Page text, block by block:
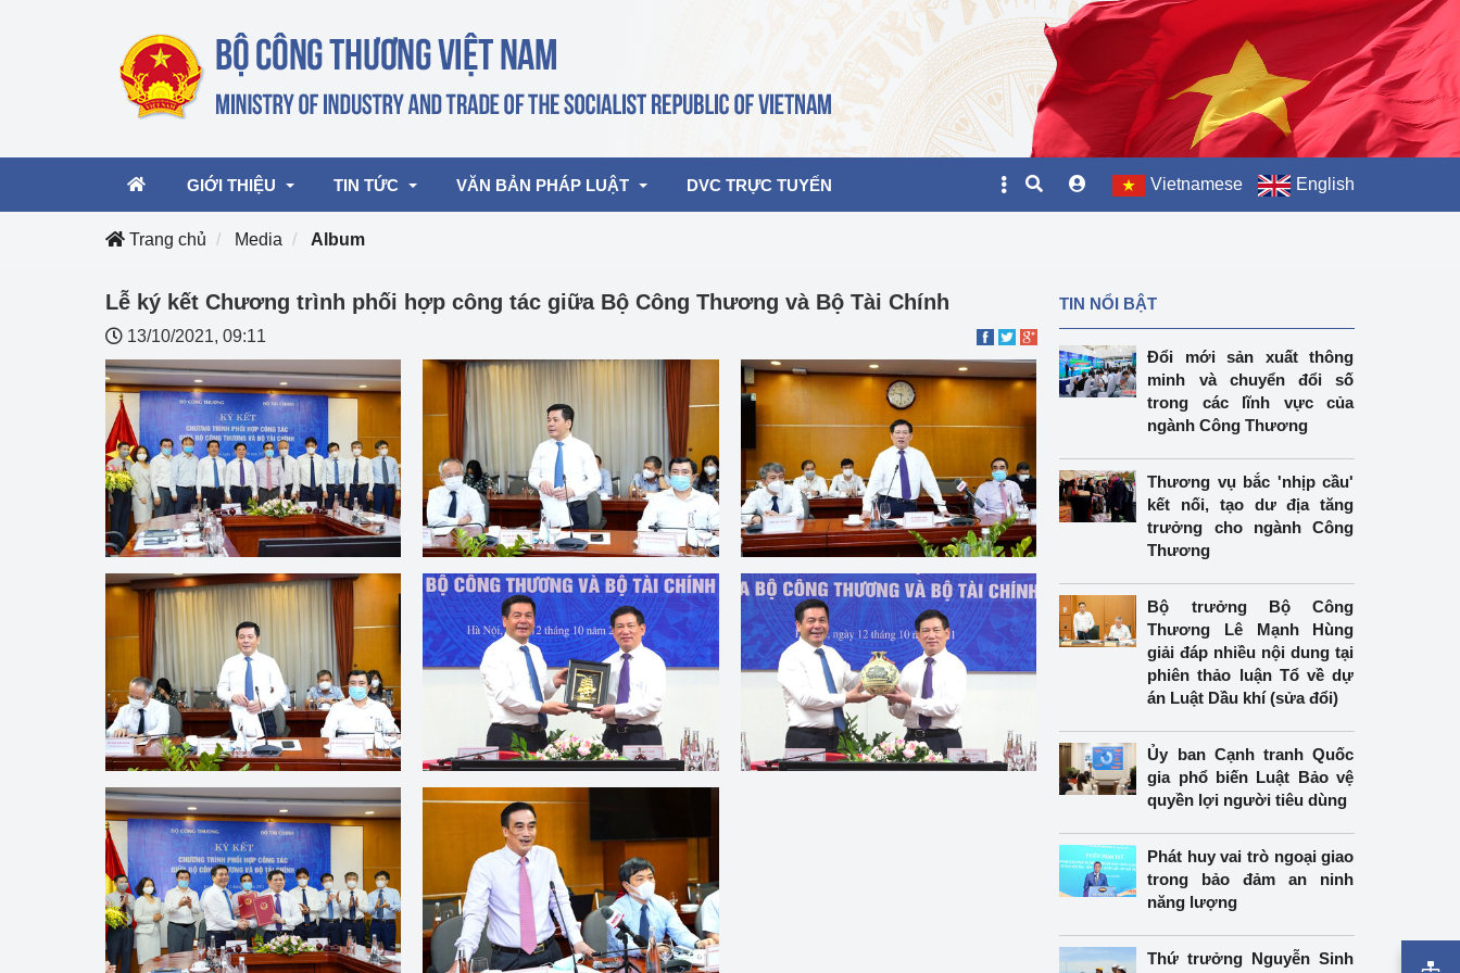
GIỚI THIỆU
Lãnh đạo Bộ
Chức năng nhiệm vụ
Cơ cấu tổ chức
TIN TỨC
Hoạt động
Hoạt động của lãnh đạo Đảng, Nhà
nước
Hoạt động của Lãnh đạo Bộ
Hoạt động của các đơn vị
mại, Dịch vụ Việt Nam 2026
Công Thương 57
Hoạt động của Bộ trưởng
Công Thương - Công luận
Họp báo
Thông cáo báo chí
Điểm báo
Chuyển đổi số
Lịch sử phát triển
Bản tin Thị trường Nông Lâm Thủy sản
Phát triển nguồn nhân lực
Phát triển bền vững
động thuộc thẩm quyền quản lý của
Bộ Công Thương
Tổ chức được cấp GCN đăng ký, hoạt
động kiểm định thiết bị, dụng cụ điện
làm việc ở môi trường không có nguy
hiểm khí, bụi nổ
Văn hóa ngành Công Thương
Tái cơ cấu ngành Công Thương
Quản lý thị trường
Sử dụng năng lượng tiết kiệm và
Hiệu quả năng lượng
VĂN BẢN PHÁP LUẬT
Văn bản pháp quy
Văn bản hợp nhất
DVC TRỰC TUYẾN Vietnamese English
Trang chủ Media Album
Lễ ký kết Chương trình phối hợp công tác giữa Bộ Công Thương và Bộ Tài Chính
13/10/2021, 09:11
TIN NỔI BẬT
Đổi mới sản xuất thông
minh và chuyển đổi số
trong các lĩnh vực của
ngành Công Thương
Thương vụ bắc 'nhịp cầu'
kết nối, tạo dư địa tăng
trưởng cho ngành Công
Thương
Bộ trưởng Bộ Công
Thương Lê Mạnh Hùng
giải đáp nhiều nội dung tại
phiên thảo luận Tổ về dự
án Luật Dầu khí (sửa đổi)
Ủy ban Cạnh tranh Quốc
gia phổ biến Luật Bảo vệ
quyền lợi người tiêu dùng
Phát huy vai trò ngoại giao
trong bảo đảm an ninh
năng lượng
Thứ trưởng Nguyễn Sinh